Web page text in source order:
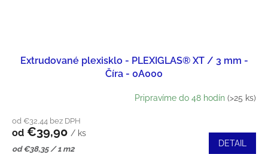
Extrudované plexisklo - PLEXIGLAS® XT / 3 mm -
Číra - 0A000
Pripravíme do 48 hodín (>25 ks)
od €32,44 bez DPH
od €39,90 / ks
Jednotková
od €38,35 / 1 m2
DETAIL